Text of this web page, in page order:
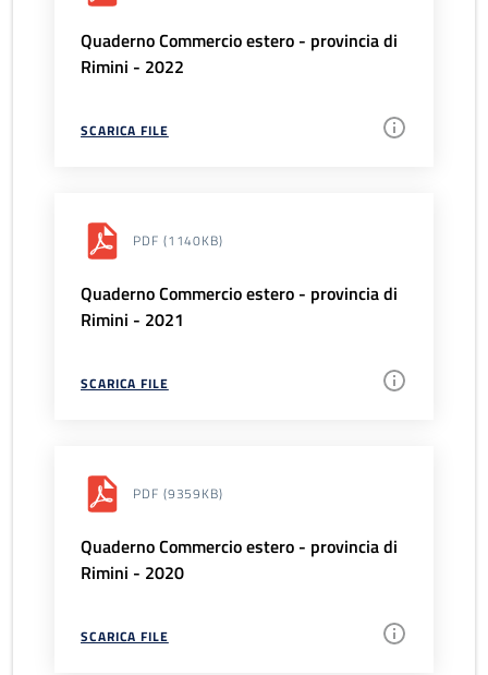
Quaderno Commercio estero - provincia di
Rimini - 2022
SCARICA FILE
PDF (1140KB)
Quaderno Commercio estero - provincia di
Rimini - 2021
SCARICA FILE
PDF (9359KB)
Quaderno Commercio estero - provincia di
Rimini - 2020
SCARICA FILE